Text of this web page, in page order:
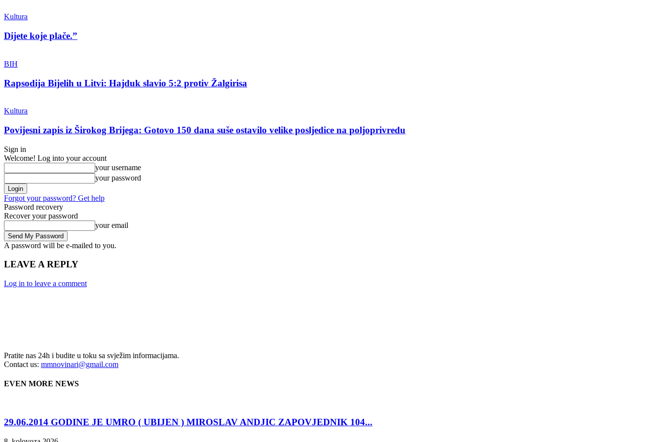
Kultura
Dijete koje plače.”
BIH
Rapsodija Bijelih u Litvi: Hajduk slavio 5:2 protiv Žalgirisa
Kultura
Povijesni zapis iz Širokog Brijega: Gotovo 150 dana suše ostavilo velike posljedice na poljoprivredu
Sign in
Welcome! Log into your account
your username
your password
Forgot your password? Get help
Password recovery
Recover your password
your email
A password will be e-mailed to you.
LEAVE A REPLY
Log in to leave a comment
Pratite nas 24h i budite u toku sa svježim informacijama.
Contact us: mmnovinari@gmail.com
EVEN MORE NEWS
29.06.2014 GODINE JE UMRO ( UBIJEN ) MIROSLAV ANDJIC ZAPOVJEDNIK 104...